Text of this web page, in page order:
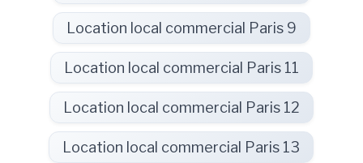
Location local commercial Paris 9
Location local commercial Paris 11
Location local commercial Paris 12
Location local commercial Paris 13